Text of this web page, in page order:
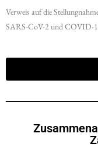
Verweis auf die
SARS-CoV-2 und COVID-